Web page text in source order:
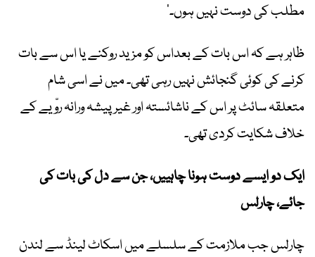
مطلب کی دوست نہیں ہوں۔‘
ظاہر ہے کہ اس بات کے بعداس کو مزید روکنے یا اس سے بات
کرنے کی کوئی گنجائش نہیں رہی تھی۔ میں نے اسی شام
متعلقہ سائٹ پر اس کے ناشائستہ اور غیر پیشہ ورانہ روّیے کے
خلاف شکایت کردی تھی۔
ایک دو ایسے دوست ہونا چاہییں، جن سے دل کی بات کی
جائے، چارلس
چارلس جب ملازمت کے سلسلے میں اسکاٹ لینڈ سے لندن